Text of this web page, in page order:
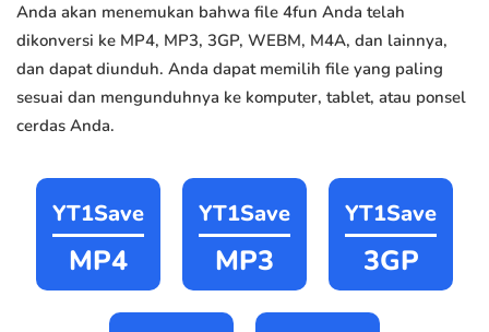
Anda akan menemukan bahwa file 4fun Anda telah
dikonversi ke MP4, MP3, 3GP, WEBM, M4A, dan lainnya,
dan dapat diunduh. Anda dapat memilih file yang paling
sesuai dan mengunduhnya ke komputer, tablet, atau ponsel
cerdas Anda.
YT1Save
MP4
YT1Save
MP3
YT1Save
3GP